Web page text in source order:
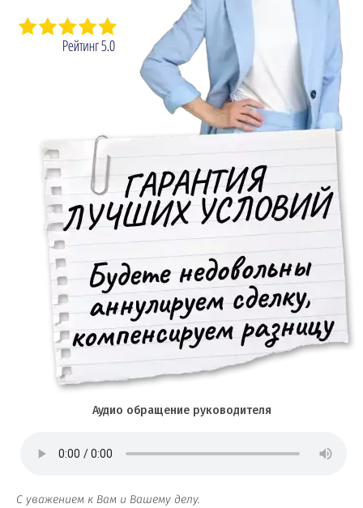
Аудио обращение руководителя
С уважением к Вам и Вашему делу.